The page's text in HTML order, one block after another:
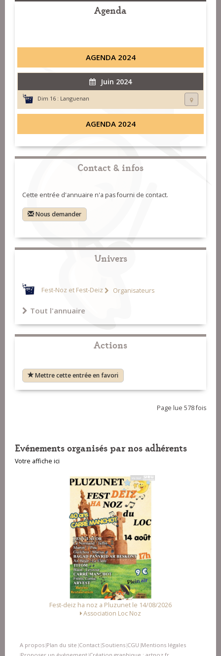
Agenda
AGENDA 2024
Juin 2024
Dim 16 : Languenan
AGENDA 2024
Contact & infos
Cette entrée d'annuaire n'a pas fourni de contact.
Nous demander
Univers
Fest-Noz et Fest-Deiz Organisateurs
Tout l'annuaire
Actions
Mettre cette entrée en favori
Page lue 578 fois
Evénements organisés par nos adhérents
Votre affiche ici
Fest-deiz ha noz a Pluzunet le 14/08/2026
Association Loc Noz
A propos |Plan du site |Contact |Soutiens |CGU |Mentions légales